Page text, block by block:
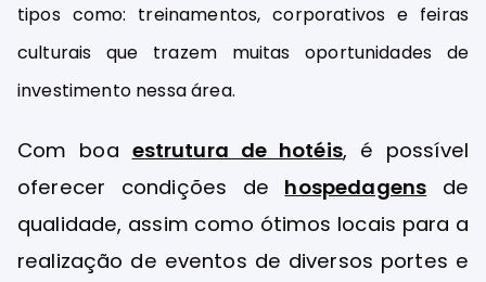
tipos como: treinamentos, corporativos e feiras
culturais que trazem muitas oportunidades de
investimento nessa área.
Com boa estrutura de hotéis, é possível
oferecer condições de hospedagens de
qualidade, assim como ótimos locais para a
realização de eventos de diversos portes e